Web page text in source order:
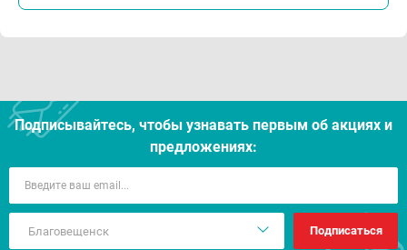
Подписывайтесь, чтобы узнавать первым об акцияx и
предложениях:
Подписаться